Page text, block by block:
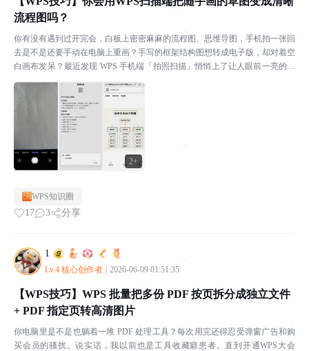
2+
流程图吗？
你有没有遇到过开完会，白板上密密麻麻的流程图、思维导图，手机拍一张回
去是不是还要手动在电脑上重画？手写的框架结构图想转成电子版，却对着空
白画布发呆？最近发现 WPS 手机端「拍照扫描」悄悄上了让人眼前一亮的功
能，拍照直接生成流程图、思维导图和结构图。不需要...
WPS知识圈
17 3 分享
1
Lv.4 核心创作者 2026-06-09 01:51:35
【WPS技巧】WPS 批量把多份 PDF 按页拆分成独立文件
+ PDF 指定页转高清图片
你电脑里是不是也躺着一堆 PDF 处理工具？每次用完还得忍受弹窗广告和购
买会员的骚扰。说实话，我以前也是工具收藏癖患者。直到开通WPS大会